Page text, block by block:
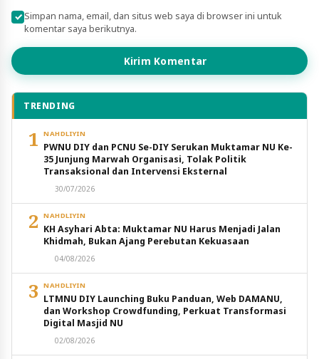
Simpan nama, email, dan situs web saya di browser ini untuk
komentar saya berikutnya.
Kirim Komentar
TRENDING
1 NAHDLIYIN
PWNU DIY dan PCNU Se-DIY Serukan Muktamar NU Ke-
35 Junjung Marwah Organisasi, Tolak Politik
Transaksional dan Intervensi Eksternal
30/07/2026
2 NAHDLIYIN
KH Asyhari Abta: Muktamar NU Harus Menjadi Jalan
Khidmah, Bukan Ajang Perebutan Kekuasaan
04/08/2026
3 NAHDLIYIN
LTMNU DIY Launching Buku Panduan, Web DAMANU,
dan Workshop Crowdfunding, Perkuat Transformasi
Digital Masjid NU
02/08/2026